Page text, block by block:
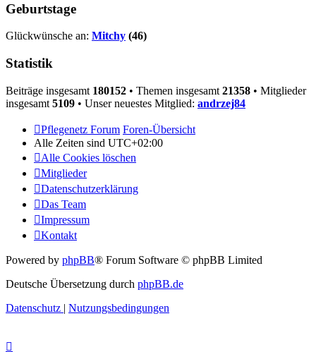
Geburtstage
Glückwünsche an: Mitchy (46)
Statistik
Beiträge insgesamt 180152 • Themen insgesamt 21358 • Mitglieder
insgesamt 5109 • Unser neuestes Mitglied: andrzej84
Pflegenetz Forum Foren-Übersicht
Alle Zeiten sind UTC+02:00
Alle Cookies löschen
Mitglieder
Datenschutzerklärung
Das Team
Impressum
Kontakt
Powered by phpBB® Forum Software © phpBB Limited
Deutsche Übersetzung durch phpBB.de
Datenschutz | Nutzungsbedingungen